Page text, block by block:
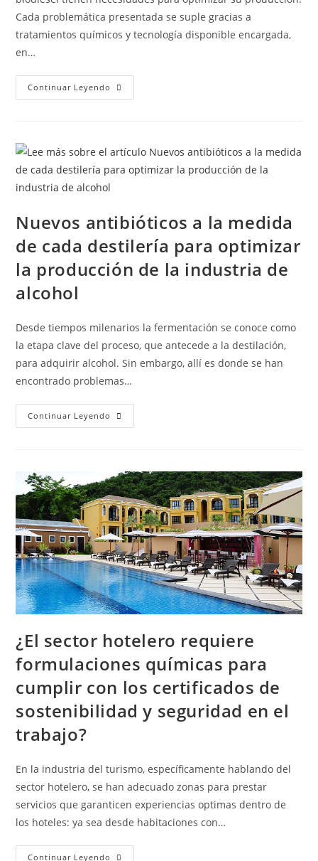
Cada problemática presentada se suple gracias a
tratamientos químicos y tecnología disponible encargada,
en…
Continuar Leyendo
Nuevos antibióticos a la medida
de cada destilería para optimizar
la producción de la industria de
alcohol
Desde tiempos milenarios la fermentación se conoce como
la etapa clave del proceso, que antecede a la destilación,
para adquirir alcohol. Sin embargo, allí es donde se han
encontrado problemas…
Continuar Leyendo
¿El sector hotelero requiere
formulaciones químicas para
cumplir con los certificados de
sostenibilidad y seguridad en el
trabajo?
En la industria del turismo, específicamente hablando del
sector hotelero, se han adecuado zonas para prestar
servicios que garanticen experiencias optimas dentro de
los hoteles: ya sea desde habitaciones con…
Continuar Leyendo